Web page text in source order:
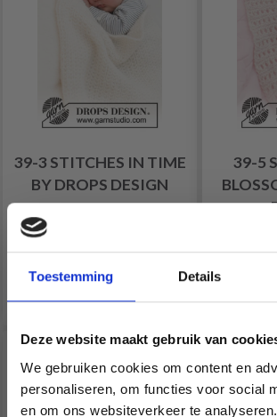
Toestemming Details
Deze website maakt gebruik van
We gebruiken cookies om content en
personaliseren, om functies voor social
en om ons websiteverkeer te
39-3 STITCHES IN TIME
BY DROPS DESIGN
Prix à partir de
39-5
EUR